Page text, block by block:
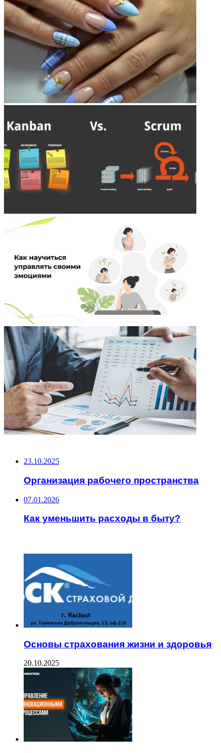
23.10.2025
Организация рабочего пространства
07.01.2026
Как уменьшить расходы в быту?
Основы страхования жизни и здоровья
20.10.2025